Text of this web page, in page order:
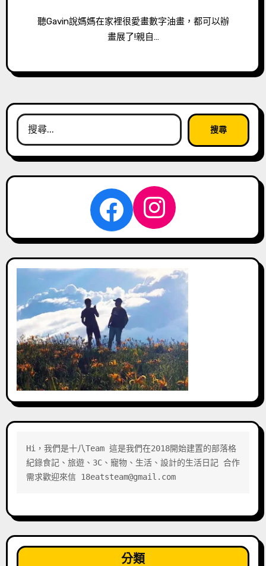
聽Gavin說媽媽在家裡很愛畫數字油畫，都可以辦
畫展了!親自…
搜
尋
關
Facebook
Hi，我們是十八Team 這是我們在2018開始建置的部落格
紀錄食記、旅遊、3C、寵物、生活、設計的生活日記 合作
需求歡迎來信 18eatsteam@gmail.com
分類